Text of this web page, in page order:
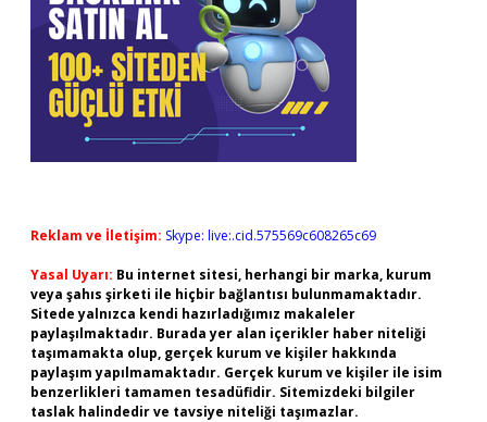
Reklam ve İletişim: Skype: live:.cid.575569c608265c69
Yasal Uyarı: Bu internet sitesi, herhangi bir marka, kurum
veya şahıs şirketi ile hiçbir bağlantısı bulunmamaktadır.
Sitede yalnızca kendi hazırladığımız makaleler
paylaşılmaktadır. Burada yer alan içerikler haber niteliği
taşımamakta olup, gerçek kurum ve kişiler hakkında
paylaşım yapılmamaktadır. Gerçek kurum ve kişiler ile isim
benzerlikleri tamamen tesadüfidir. Sitemizdeki bilgiler
taslak halindedir ve tavsiye niteliği taşımazlar.